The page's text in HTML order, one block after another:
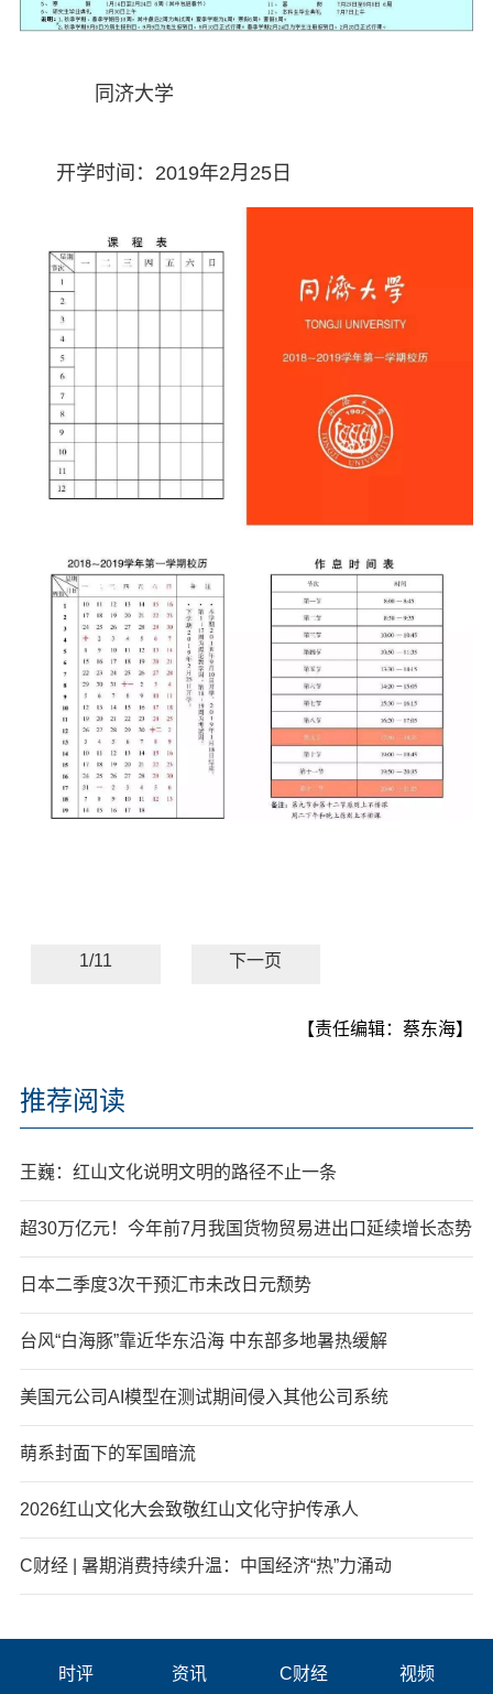
同济大学
开学时间：2019年2月25日
1/11 下一页
【责任编辑：蔡东海】
推荐阅读
王巍：红山文化说明文明的路径不止一条
超30万亿元！今年前7月我国货物贸易进出口延续增长态势
日本二季度3次干预汇市未改日元颓势
台风“白海豚”靠近华东沿海 中东部多地暑热缓解
美国元公司AI模型在测试期间侵入其他公司系统
萌系封面下的军国暗流
2026红山文化大会致敬红山文化守护传承人
C财经 | 暑期消费持续升温：中国经济“热”力涌动
时评 资讯 C财经 视频